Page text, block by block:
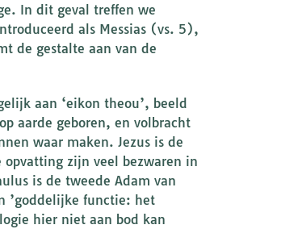
In dit geval treffen we
als Messias (vs. 5),
de gestalte aan van de
aan ‘eikon theou’, beeld
aarde geboren, en volbracht
waar maken. Jezus is de
zijn veel bezwaren in
is de tweede Adam van
’goddelijke functie: het
hier niet aan bod kan